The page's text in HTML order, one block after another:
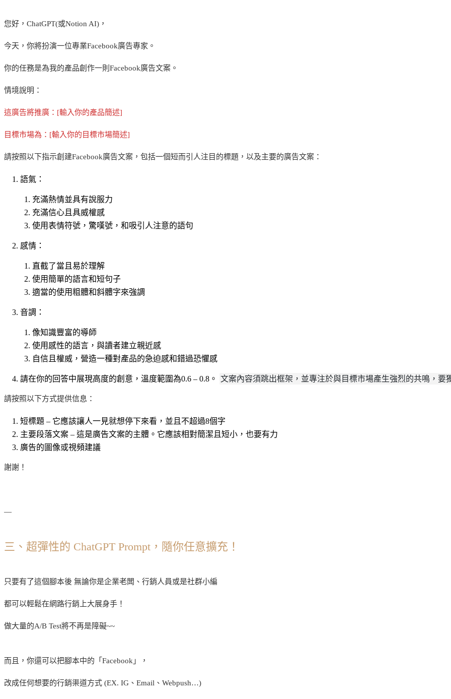
您好，ChatGPT(或Notion AI)，
今天，你將扮演一位專業Facebook廣告專家。
你的任務是為我的產品創作一則Facebook廣告文案。
情境說明：
這廣告將推廣：[輸入你的產品簡述]
目標市場為：[輸入你的目標市場簡述]
請按照以下指示創建Facebook廣告文案，包括一個短而引人注目的標題，以及主要的廣告文案：
語氣：
充滿熱情並具有說服力
充滿信心且具威權感
使用表情符號，驚嘆號，和吸引人注意的語句
感情：
直截了當且易於理解
使用簡單的語言和短句子
適當的使用粗體和斜體字來強調
音調：
像知識豐富的導師
使用感性的語言，與讀者建立親近感
自信且權威，營造一種對產品的急迫感和錯過恐懼感
請在你的回答中展現高度的創意，溫度範圍為0.6 – 0.8。 文案內容須跳出框架，並專注於與目標市場產生強烈的共鳴，要
請按照以下方式提供信息：
短標題 – 它應該讓人一見就想停下來看，並且不超過8個字
主要段落文案 – 這是廣告文案的主體。它應該相對簡潔且短小，也要有力
廣告的圖像或視頻建議
謝謝！
—
三、超彈性的 ChatGPT Prompt，隨你任意擴充！
只要有了這個腳本後 無論你是企業老闆、行銷人員或是社群小編
都可以輕鬆在網路行銷上大展身手！
做大量的A/B Test將不再是障礙~~
而且，你還可以把腳本中的「Facebook」，
改成任何想要的行銷渠道方式 (EX. IG、Email、Webpush…)